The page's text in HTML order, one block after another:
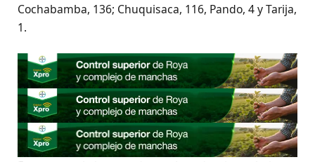
Cochabamba, 136; Chuquisaca, 116, Pando, 4 y Tarija,
1.